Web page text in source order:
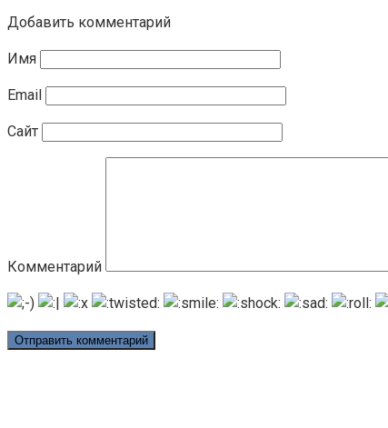
Добавить комментарий
Имя
Email
Сайт
Комментарий